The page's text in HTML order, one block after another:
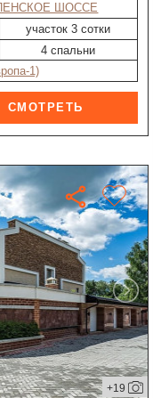
ШОССЕ
участок 3 сотки
4 спальни
1)
+19